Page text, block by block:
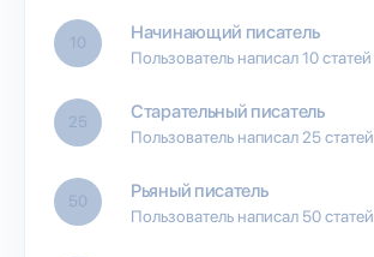
10 Начинающий писатель
Пользователь написал 10 статей
25 Старательный писатель
Пользователь написал 25 статей
50 Рьяный писатель
Пользователь написал 50 статей